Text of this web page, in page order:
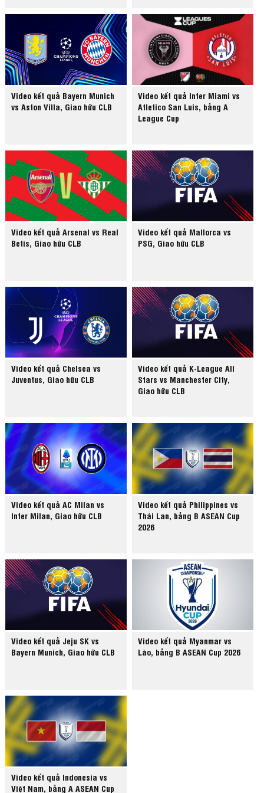
Video kết quả Bayern Munich
vs Aston Villa, Giao hữu CLB
Video kết quả Inter Miami vs
Atletico San Luis, bảng A
League Cup
Video kết quả Arsenal vs Real
Betis, Giao hữu CLB
Video kết quả Mallorca vs
PSG, Giao hữu CLB
Video kết quả Chelsea vs
Juventus, Giao hữu CLB
Video kết quả K-League All
Stars vs Manchester City,
Giao hữu CLB
Video kết quả AC Milan vs
Inter Milan, Giao hữu CLB
Video kết quả Philippines vs
Thái Lan, bảng B ASEAN Cup
2026
Video kết quả Jeju SK vs
Bayern Munich, Giao hữu CLB
Video kết quả Myanmar vs
Lào, bảng B ASEAN Cup 2026
Video kết quả Indonesia vs
Việt Nam, bảng A ASEAN Cup